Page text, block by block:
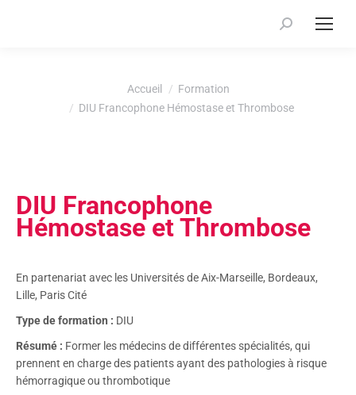
Recherche
Accueil
Formation
DIU Francophone Hémostase et Thrombose
DIU Francophone
Hémostase et Thrombose
En partenariat avec les Universités de Aix-Marseille, Bordeaux,
Lille, Paris Cité
Type de formation : DIU
Résumé : Former les médecins de différentes spécialités, qui
prennent en charge des patients ayant des pathologies à risque
hémorragique ou thrombotique